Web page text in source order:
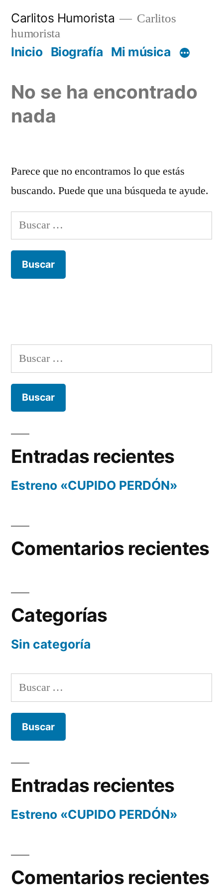
contenido
Carlitos Humorista
Carlitos
humorista
Inicio Biografía Mi música
No se ha encontrado
nada
Parece que no encontramos lo que estás
buscando. Puede que una búsqueda te ayude.
Buscar:
Buscar:
Entradas recientes
Estreno «CUPIDO PERDÓN»
Comentarios recientes
Categorías
Sin categoría
Buscar:
Entradas recientes
Estreno «CUPIDO PERDÓN»
Comentarios recientes